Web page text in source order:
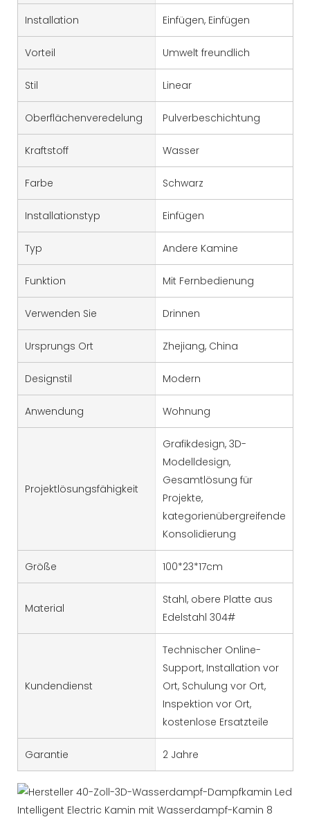
Installation Einfügen, Einfügen
Vorteil Umwelt freundlich
Stil Linear
Oberflächenveredelung Pulverbeschichtung
Kraftstoff Wasser
Farbe Schwarz
Installationstyp Einfügen
Typ Andere Kamine
Funktion Mit Fernbedienung
Verwenden Sie Drinnen
Ursprungs Ort Zhejiang, China
Designstil Modern
Anwendung Wohnung
Projektlösungsfähigkeit
Grafikdesign, 3D-
Modelldesign,
Gesamtlösung für
Projekte,
kategorienübergreifende
Konsolidierung
Größe 100*23*17cm
Material
Stahl, obere Platte aus
Edelstahl 304#
Kundendienst
Technischer Online-
Support, Installation vor
Ort, Schulung vor Ort,
Inspektion vor Ort,
kostenlose Ersatzteile
Garantie 2 Jahre